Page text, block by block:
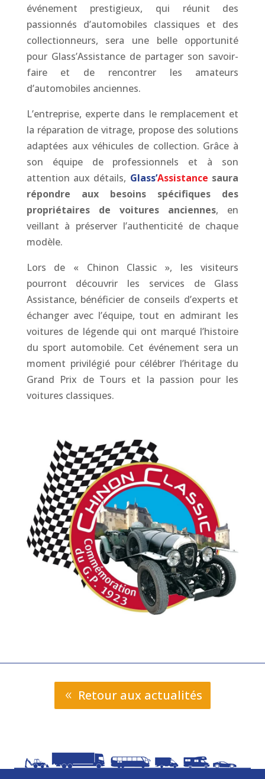
événement prestigieux, qui réunit des
passionnés d’automobiles classiques et des
collectionneurs, sera une belle opportunité
pour Glass’Assistance de partager son savoir-
faire et de rencontrer les amateurs
d’automobiles anciennes.
L’entreprise, experte dans le remplacement et
la réparation de vitrage, propose des solutions
adaptées aux véhicules de collection. Grâce à
son équipe de professionnels et à son
attention aux détails, Glass’Assistance saura
répondre aux besoins spécifiques des
propriétaires de voitures anciennes, en
veillant à préserver l’authenticité de chaque
modèle.
Lors de « Chinon Classic », les visiteurs
pourront découvrir les services de Glass
Assistance, bénéficier de conseils d’experts et
échanger avec l’équipe, tout en admirant les
voitures de légende qui ont marqué l’histoire
du sport automobile. Cet événement sera un
moment privilégié pour célébrer l’héritage du
Grand Prix de Tours et la passion pour les
voitures classiques.
Retour aux actualités